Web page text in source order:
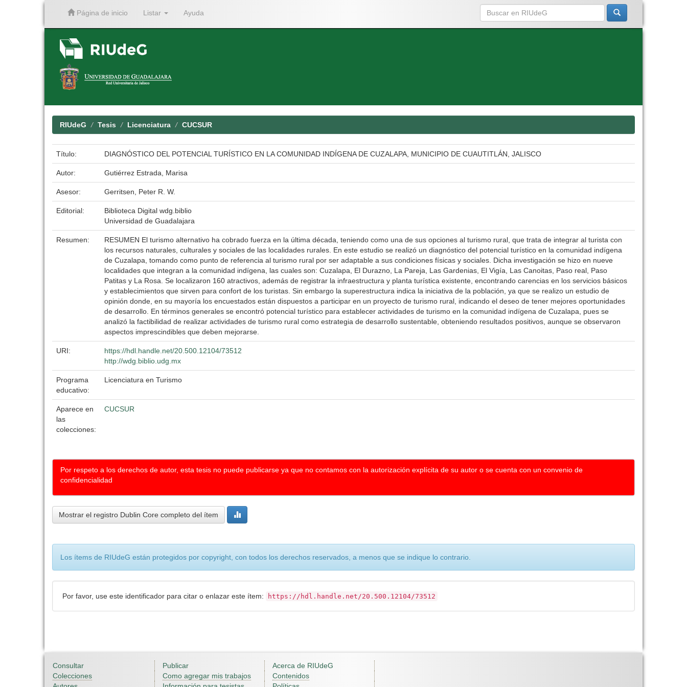
Página de inicio Listar Ayuda
RIUdeG Tesis Licenciatura CUCSUR
Título: DIAGNÓSTICO DEL POTENCIAL TURÍSTICO EN LA COMUNIDAD INDÍGENA DE CUZALAPA, MUNICIPIO DE CUAUTITLÁN, JALISCO
Autor: Gutiérrez Estrada, Marisa
Asesor: Gerritsen, Peter R. W.
Editorial:
Biblioteca Digital wdg.biblio
Universidad de Guadalajara
Resumen:
RESUMEN El turismo alternativo ha cobrado fuerza en la última década, teniendo como una de sus opciones al turismo rural, que trata de integrar al turista con
los recursos naturales, culturales y sociales de las localidades rurales. En este estudio se realizó un diagnóstico del potencial turístico en la comunidad indígena
de Cuzalapa, tomando como punto de referencia al turismo rural por ser adaptable a sus condiciones físicas y sociales. Dicha investigación se hizo en nueve
localidades que integran a la comunidad indígena, las cuales son: Cuzalapa, El Durazno, La Pareja, Las Gardenias, El Vigía, Las Canoitas, Paso real, Paso
Patitas y La Rosa. Se localizaron 160 atractivos, además de registrar la infraestructura y planta turística existente, encontrando carencias en los servicios básicos
y establecimientos que sirven para confort de los turistas. Sin embargo la superestructura indica la iniciativa de la población, ya que se realizo un estudio de
opinión donde, en su mayoría los encuestados están dispuestos a participar en un proyecto de turismo rural, indicando el deseo de tener mejores oportunidades
de desarrollo. En términos generales se encontró potencial turístico para establecer actividades de turismo en la comunidad indígena de Cuzalapa, pues se
analizó la factibilidad de realizar actividades de turismo rural como estrategia de desarrollo sustentable, obteniendo resultados positivos, aunque se observaron
aspectos imprescindibles que deben mejorarse.
URI:
https://hdl.handle.net/20.500.12104/73512
http://wdg.biblio.udg.mx
Programa
educativo:
Licenciatura en Turismo
Aparece en
las
colecciones:
CUCSUR
Por respeto a los derechos de autor, esta tesis no puede publicarse ya que no contamos con la autorización explícita de su autor o se cuenta con un convenio de
confidencialidad
Mostrar el registro Dublin Core completo del ítem
Los ítems de RIUdeG están protegidos por copyright, con todos los derechos reservados, a menos que se indique lo contrario.
Por favor, use este identificador para citar o enlazar este ítem: https://hdl.handle.net/20.500.12104/73512
Consultar
Colecciones
Publicar
Como agregar mis trabajos
Acerca de RIUdeG
Contenidos